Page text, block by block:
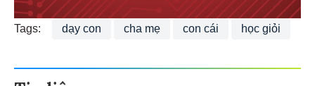
Tags: dạy con cha mẹ con cái học giỏi